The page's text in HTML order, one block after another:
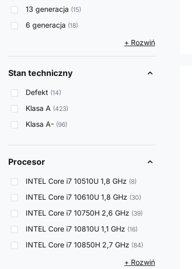
13 generacja 15
6 generacja 18
+ Rozwiń
Stan techniczny
Defekt 14
Klasa A 423
Klasa A- 96
Procesor
INTEL Core i7 10510U 1,8 GHz 8
INTEL Core i7 10610U 1,8 GHz 30
INTEL Core i7 10750H 2,6 GHz 39
INTEL Core i7 10810U 1,1 GHz 16
INTEL Core i7 10850H 2,7 GHz 84
+ Rozwiń